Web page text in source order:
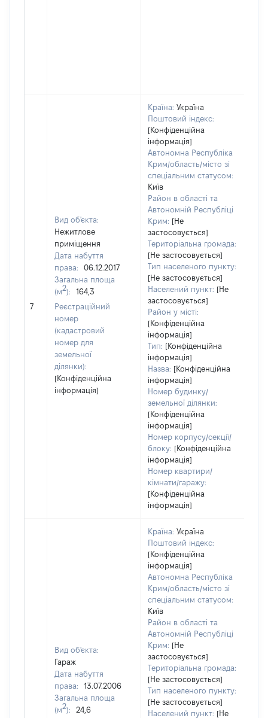
7
Вид об'єкта:
Нежитлове
приміщення
Дата набуття
права:
06.12.2017
Загальна площа
(м2):
164,3
Реєстраційний
номер
(кадастровий
номер для
земельної
ділянки):
[Конфіденційна
інформація]
Країна: Україна
Поштовий індекс:
[Конфіденційна
інформація]
Автономна Республіка
Крим/область/місто зі
спеціальним статусом:
Київ
Район в області та
Автономній Республіці
Крим: [Не
застосовується]
Територіальна громада:
[Не застосовується]
Тип населеного пункту:
[Не застосовується]
Населений пункт: [Не
застосовується]
Район у місті:
[Конфіденційна
інформація]
Тип: [Конфіденційна
інформація]
Назва: [Конфіденційна
інформація]
Номер будинку/
земельної ділянки:
[Конфіденційна
інформація]
Номер корпусу/секції/
блоку: [Конфіденційна
інформація]
Номер квартири/
кімнати/гаражу:
[Конфіденційна
інформація]
Вид об'єкта:
Гараж
Дата набуття
права:
13.07.2006
Загальна площа
(м2):
24,6
Країна: Україна
Поштовий індекс:
[Конфіденційна
інформація]
Автономна Республіка
Крим/область/місто зі
спеціальним статусом:
Київ
Район в області та
Автономній Республіці
Крим: [Не
застосовується]
Територіальна громада:
[Не застосовується]
Тип населеного пункту:
[Не застосовується]
Населений пункт: [Не